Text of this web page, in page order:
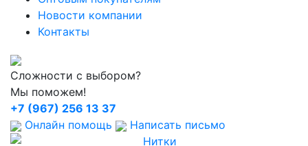
Новости компании
Контакты
Сложности с выбором?
Мы поможем!
+7 (967) 256 13 37
Онлайн помощь
Написать письмо